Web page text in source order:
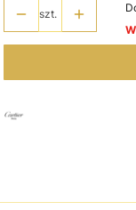
szt.